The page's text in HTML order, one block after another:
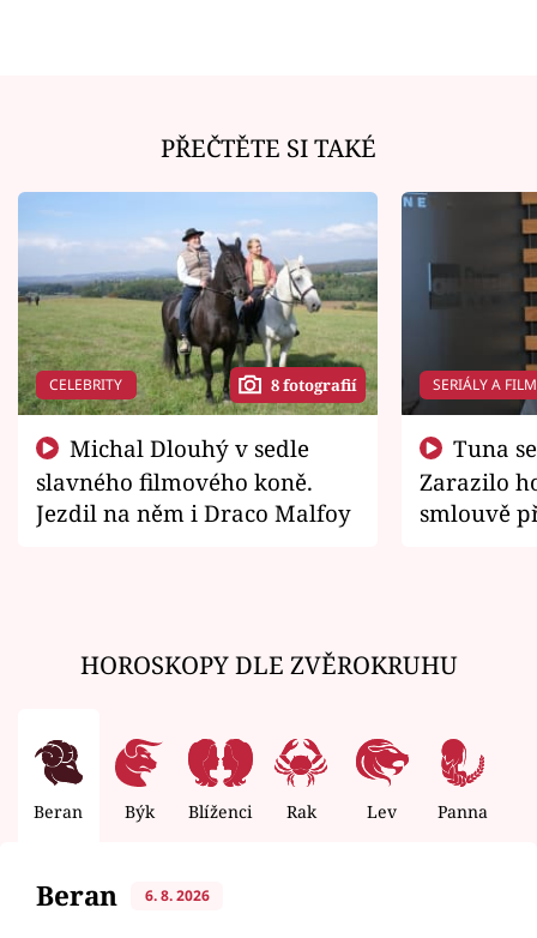
PŘEČTĚTE SI TAKÉ
CELEBRITY 8 fotografií
slavného filmového koně.
Jezdil na něm i Draco Malfoy
SERIÁLY A
Zarazilo
smlouvě
HOROSKOPY DLE ZVĚROKRUHU
Beran Býk Blíženci Rak Lev Panna
Beran 6. 8. 2026